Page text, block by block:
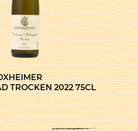
TROCKEN 2022 75CL